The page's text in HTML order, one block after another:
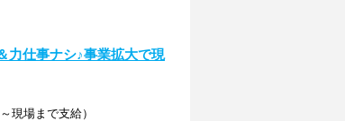
力仕事ナシ♪事業拡大で現
現場まで支給）